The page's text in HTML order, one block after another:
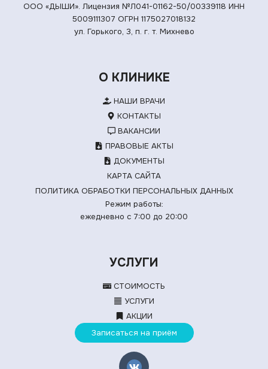
ООО «ДЫШИ». Лицензия №Л041-01162-50/00339118 ИНН
5009111307 ОГРН 1175027018132
ул. Горького, 3, п. г. т. Михнево
О КЛИНИКЕ
НАШИ ВРАЧИ
КОНТАКТЫ
ВАКАНСИИ
ПРАВОВЫЕ АКТЫ
ДОКУМЕНТЫ
КАРТА САЙТА
ПОЛИТИКА ОБРАБОТКИ ПЕРСОНАЛЬНЫХ ДАННЫХ
Режим работы:
ежедневно с 7:00 до 20:00
УСЛУГИ
СТОИМОСТЬ
УСЛУГИ
АКЦИИ
Записаться на приём